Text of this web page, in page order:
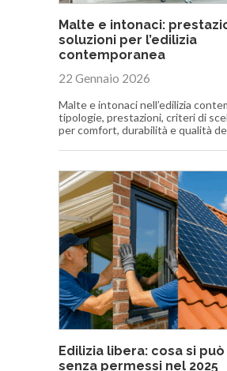
Malte e intonaci:
soluzioni per l’edilizia
contemporanea
22 Gennaio 2026
Malte e intonaci nell’edilizia
tipologie, prestazioni, criteri di
per comfort, durabilità e qualità
Edilizia libera: cosa si
senza permessi nel 2025